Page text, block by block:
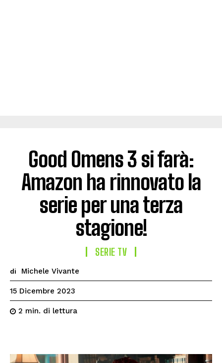
Good Omens 3 si farà:
Amazon ha rinnovato la
serie per una terza
stagione!
SERIE TV
di Michele Vivante
15 Dicembre 2023
2 min. di lettura